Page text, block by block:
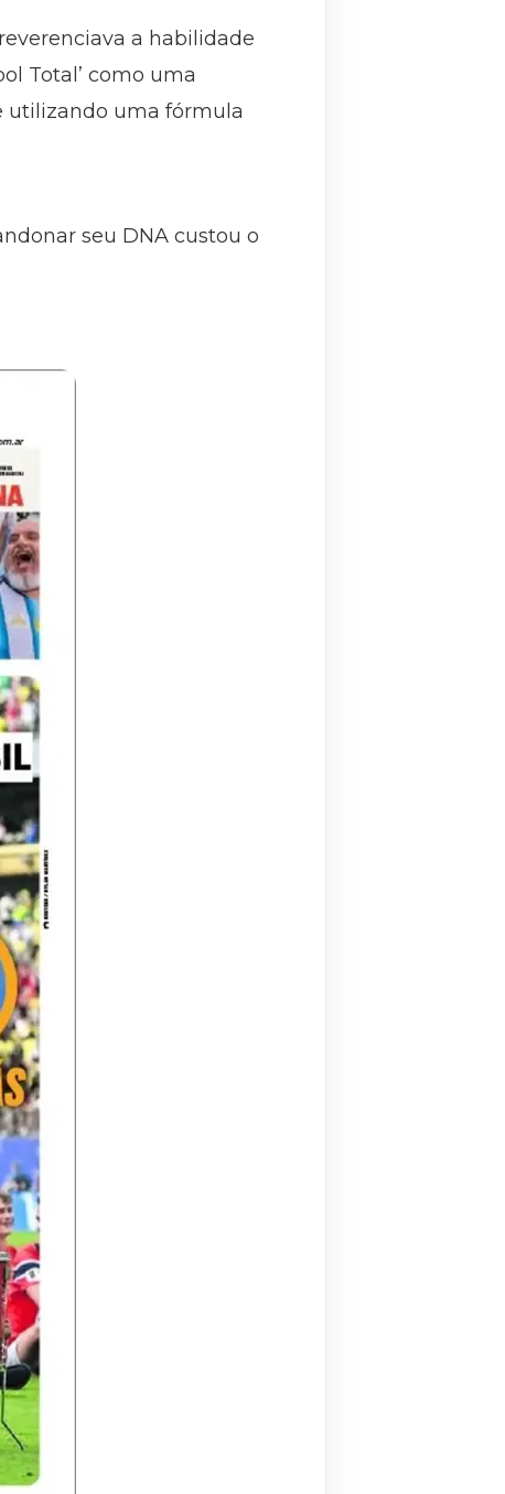
a habilidade
Total’ como uma
utilizando uma fórmula
seu DNA custou o